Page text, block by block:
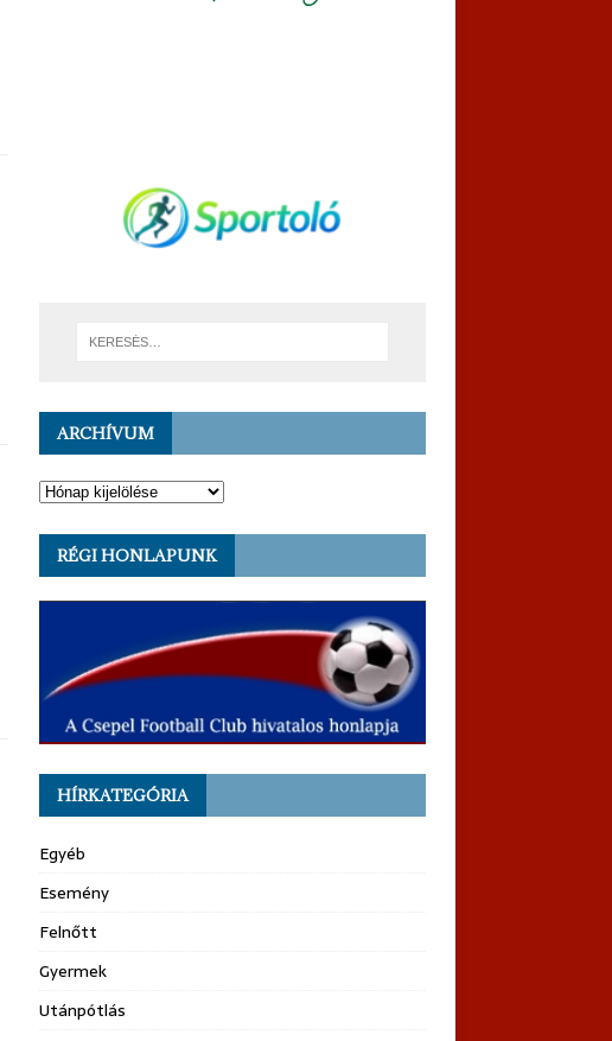
ARCHÍVUM
RÉGI HONLAPUNK
HÍRKATEGÓRIA
Egyéb
Esemény
Felnőtt
Gyermek
Utánpótlás